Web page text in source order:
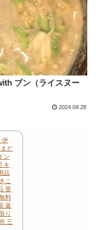
ブン（ライスヌー
2024.09.28
伊
ど
ン
キ
品
こ
受
料
返
り
三